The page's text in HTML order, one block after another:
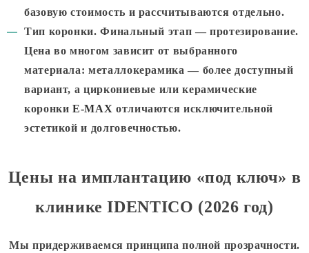
базовую стоимость и рассчитываются отдельно.
Тип коронки. Финальный этап — протезирование.
Цена во многом зависит от выбранного
материала: металлокерамика — более доступный
вариант, а циркониевые или керамические
коронкиE-MAX отличаются исключительной
эстетикой и долговечностью.
Цены на имплантацию «под ключ» в
клинике IDENTICO (2026 год)
Мы придерживаемся принципа полной прозрачности.